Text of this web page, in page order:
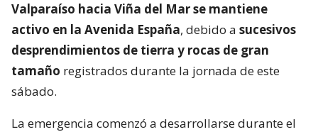
Valparaíso hacia Viña del Mar se mantiene
activo en la Avenida España, debido a sucesivos
desprendimientos de tierra y rocas de gran
tamaño registrados durante la jornada de este
sábado.
La emergencia comenzó a desarrollarse durante el